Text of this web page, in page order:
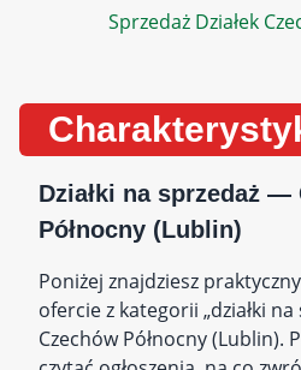
Sprzedaż Działek
Działki na sprzedaż —
Północny (Lublin)
Poniżej znajdziesz
ofercie z kategorii „działki
Czechów Północny (Lublin).